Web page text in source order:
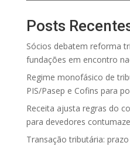
Posts
Sócios debatem reforma
fundações em encontro
Regime monofásico de
PIS/Pasep e Cofins para
Receita ajusta regras do
para devedores
Transação tributária: